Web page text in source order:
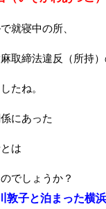
就寝中の所、
取締法違反（所持）
たね。
にあった
は
でしょうか？
敦子と泊まった横